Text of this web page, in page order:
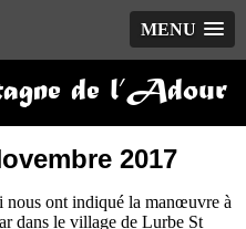
MENU
de l’Adour
2017
nous ont indiqué la manœuvre à
dans le village de Lurbe St